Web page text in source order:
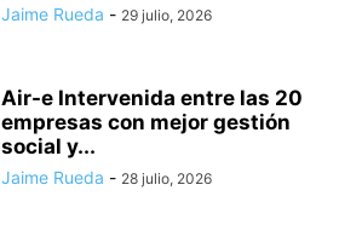
Jaime Rueda - 29 julio, 2026
Air-e Intervenida entre las 20
empresas con mejor gestión
social y...
Jaime Rueda - 28 julio, 2026